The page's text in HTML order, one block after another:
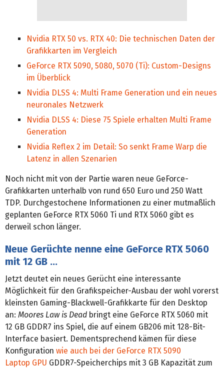
Nvidia RTX 50 vs. RTX 40: Die technischen Daten der
Grafikkarten im Vergleich
GeForce RTX 5090, 5080, 5070 (Ti): Custom-Designs
im Überblick
Nvidia DLSS 4: Multi Frame Generation und ein neues
neuronales Netzwerk
Nvidia DLSS 4: Diese 75 Spiele erhalten Multi Frame
Generation
Nvidia Reflex 2 im Detail: So senkt Frame Warp die
Latenz in allen Szenarien
Noch nicht mit von der Partie waren neue GeForce-
Grafikkarten unterhalb von rund 650 Euro und 250 Watt
TDP. Durchgestochene Informationen zu einer mutmaßlich
geplanten GeForce RTX 5060 Ti und RTX 5060 gibt es
derweil schon länger.
Neue Gerüchte nenne eine GeForce RTX 5060
mit 12 GB …
Jetzt deutet ein neues Gerücht eine interessante
Möglichkeit für den Grafikspeicher-Ausbau der wohl vorerst
kleinsten Gaming-Blackwell-Grafikkarte für den Desktop
an: Moores Law is Dead bringt eine GeForce RTX 5060 mit
12 GB GDDR7 ins Spiel, die auf einem GB206 mit 128-Bit-
Interface basiert. Dementsprechend kämen für diese
Konfiguration wie auch bei der GeForce RTX 5090
Laptop GPU GDDR7-Speicherchips mit 3 GB Kapazität zum